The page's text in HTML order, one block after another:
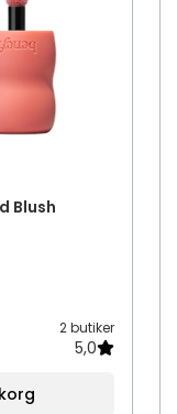
Blush
2 butiker
5,0